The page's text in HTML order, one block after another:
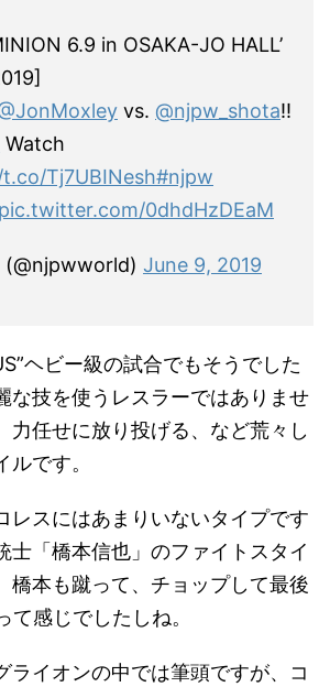
6.9 in OSAKA-JO HALL’
vs. @njpw_shota!!
Watch
Tj7UBINesh#njpw
pic.twitter.com/0dhdHzDEaM
June 9, 2019
ヘビー級の試合でもそうでした
な技を使うレスラーではありませ
力任せに放り投げる、など荒々し
です。
レスにはあまりいないタイプです
士「橋本信也」のファイトスタイ
橋本も蹴って、チョップして最後
て感じでしたしね。
ライオンの中では筆頭ですが、コ